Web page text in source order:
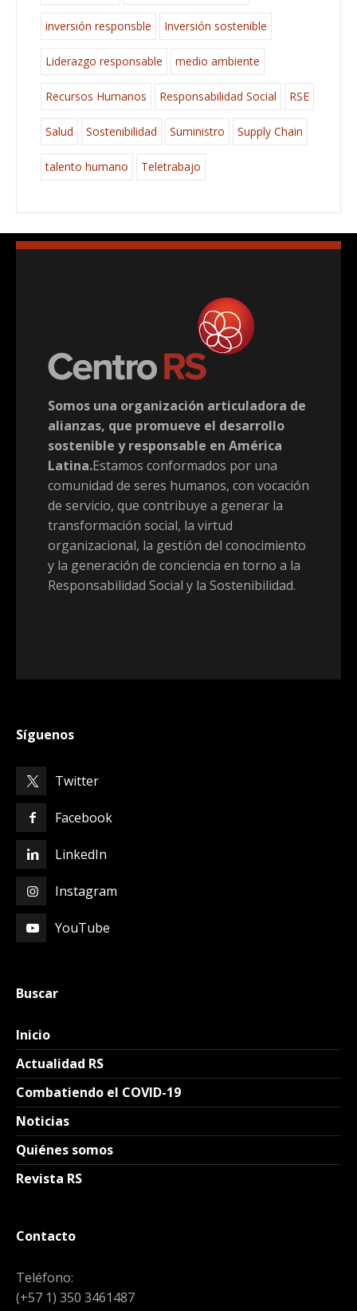
inversión responsble Inversión sostenible
Liderazgo responsable medio ambiente
Recursos Humanos Responsabilidad Social RSE
Salud Sostenibilidad Suministro Supply Chain
talento humano Teletrabajo
Somos una organización articuladora de
alianzas, que promueve el desarrollo
sostenible y responsable en América
Latina.Estamos conformados por una
comunidad de seres humanos, con vocación
de servicio, que contribuye a generar la
transformación social, la virtud
organizacional, la gestión del conocimiento
y la generación de conciencia en torno a la
Responsabilidad Social y la Sostenibilidad.
Síguenos
Twitter
Facebook
LinkedIn
Instagram
YouTube
Buscar
Inicio
Actualidad RS
Combatiendo el COVID-19
Noticias
Quiénes somos
Revista RS
Contacto
Teléfono:
(+57 1) 350 3461487